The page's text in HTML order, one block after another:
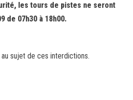
les tours de pistes ne seront
de 07h30 à 18h00.
au sujet de ces interdictions.